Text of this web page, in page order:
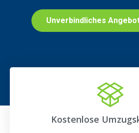
Unverbindliches
Kostenlose